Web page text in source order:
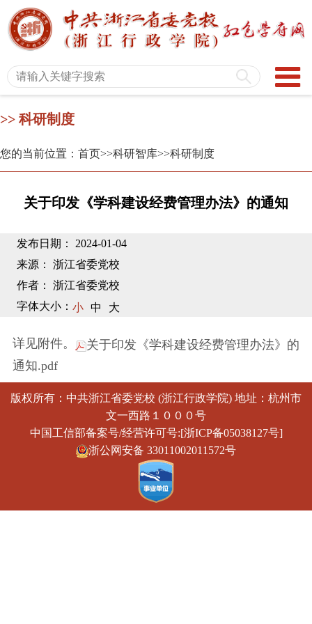
>> 科研制度
您的当前位置：首页>>科研智库>>科研制度
关于印发《学科建设经费管理办法》的通知
发布日期： 2024-01-04
来源： 浙江省委党校
作者： 浙江省委党校
字体大小： 小 中 大
详见附件。
关于印发《学科建设经费管理办法》的
通知.pdf
版权所有：中共浙江省委党校 (浙江行政学院) 地址：杭州市
文一西路１０００号
中国工信部备案号/经营许可号:[浙ICP备05038127号]
浙公网安备 33011002011572号